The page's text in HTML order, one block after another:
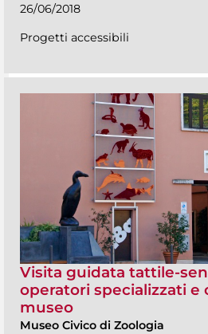
26/06/2018
Progetti accessibili
Visita guidata tattile-
operatori specializzati e
museo
Museo Civico di Zoologia